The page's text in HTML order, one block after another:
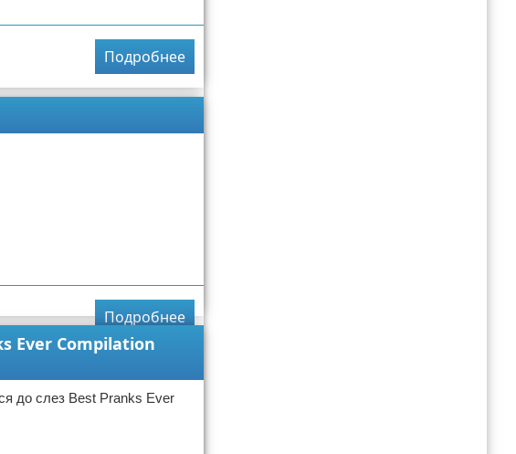
Подробнее
Подробнее
Ever Compilation
до слез Best Pranks Ever